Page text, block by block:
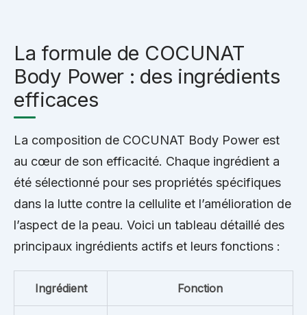
La formule de COCUNAT
Body Power : des ingrédients
efficaces
La composition de COCUNAT Body Power est
au cœur de son efficacité. Chaque ingrédient a
été sélectionné pour ses propriétés spécifiques
dans la lutte contre la cellulite et l’amélioration de
l’aspect de la peau. Voici un tableau détaillé des
principaux ingrédients actifs et leurs fonctions :
Ingrédient Fonction